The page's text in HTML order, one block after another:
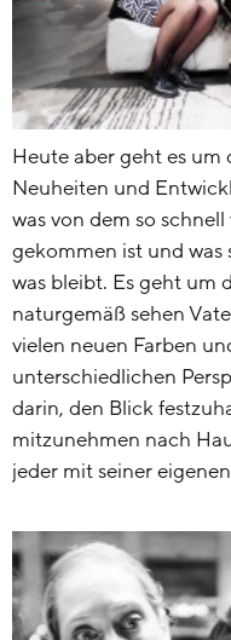
Heute aber geht es um
Neuheiten und
was von dem so
gekommen ist und was
was bleibt. Es geht um
naturgemäß sehen
vielen neuen Farben
unterschiedlichen
darin, den Blick
mitzunehmen nach
jeder mit seiner